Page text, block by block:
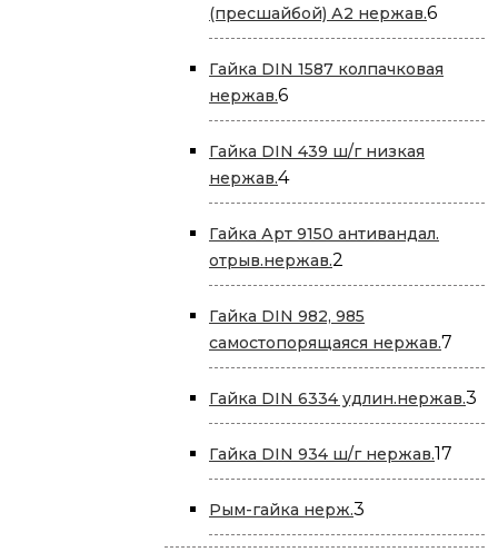
(пресшайбой) А2 нержав.66
Гайка DIN 1587 колпачковая
нержав.66
товаров
Гайка DIN 439 ш/г низкая
нержав.44
товара
Гайка Арт 9150 антивандал.
отрыв.нержав.2
товара
Гайка DIN 982, 985
самостопорящаяся нержав.7
Гайка DIN 6334 удлин.нержав.3
Гайка DIN 934 ш/г нержав.17
Рым-гайка нерж.3
товара